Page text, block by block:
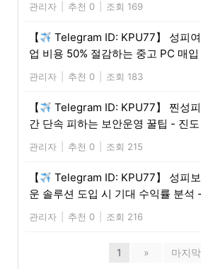
관리자 추천 0 조회 169
【
Telegram ID: KPU77】 성피
업 비용 50% 절감하는 중고 PC 매
관리자 추천 0 조회 183
【
Telegram ID: KPU77】 찐성
간 단속 피하는 보안운영 꿀팁 - 진도
관리자 추천 0 조회 215
【
Telegram ID: KPU77】 성피
운 솔루션 도입 시 기대 수익률 분석
관리자 추천 0 조회 216
1 » 마지막